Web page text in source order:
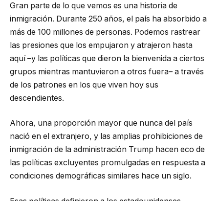
Gran parte de lo que vemos es una historia de
inmigración. Durante 250 años, el país ha absorbido a
más de 100 millones de personas. Podemos rastrear
las presiones que los empujaron y atrajeron hasta
aquí –y las políticas que dieron la bienvenida a ciertos
grupos mientras mantuvieron a otros fuera– a través
de los patrones en los que viven hoy sus
descendientes.
Ahora, una proporción mayor que nunca del país
nació en el extranjero, y las amplias prohibiciones de
inmigración de la administración Trump hacen eco de
las políticas excluyentes promulgadas en respuesta a
condiciones demográficas similares hace un siglo.